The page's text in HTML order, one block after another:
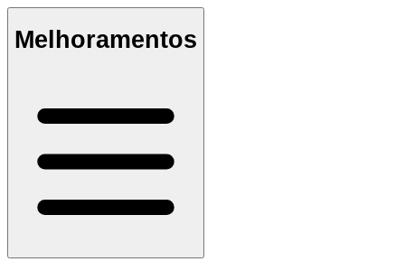
Melhoramentos